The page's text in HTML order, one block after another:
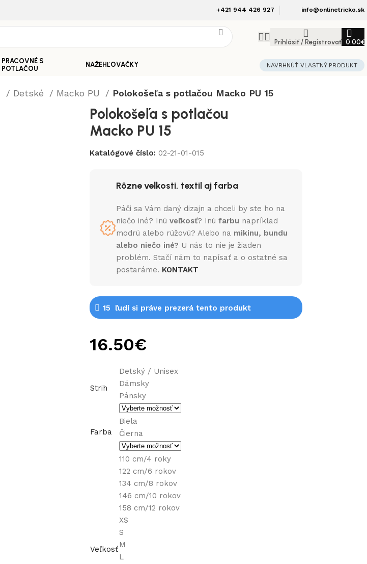
+421 944 426 927 info@onlinetricko.sk
Prihlásiť / Registrovať 0.00€
PRACOVNÉ S
POTLAČOU
NAŽEHĽOVAČKY NAVRHNÚŤ VLASTNÝ PRODUKT
Detské Macko PU Polokošeľa s potlačou Macko PU 15
Polokošeľa s potlačou
Macko PU 15
Katalógové číslo: 02-21-01-015
Rôzne veľkosti, textil aj farba
Páči sa Vám daný dizajn a chceli by ste ho na
niečo iné? Inú veľkosť? Inú farbu napríklad
modrú alebo rúžovú? Alebo na mikinu, bundu
alebo niečo iné? U nás to nie je žiaden
problém. Stačí nám to napísať a o ostatné sa
postaráme. KONTAKT
15 ľudí si práve prezerá tento produkt
€
Strih
Detský / Unisex
Dámsky
Pánsky
Farba
Biela
Čierna
Veľkosť
110 cm/4 roky
122 cm/6 rokov
134 cm/8 rokov
146 cm/10 rokov
158 cm/12 rokov
XS
S
M
L